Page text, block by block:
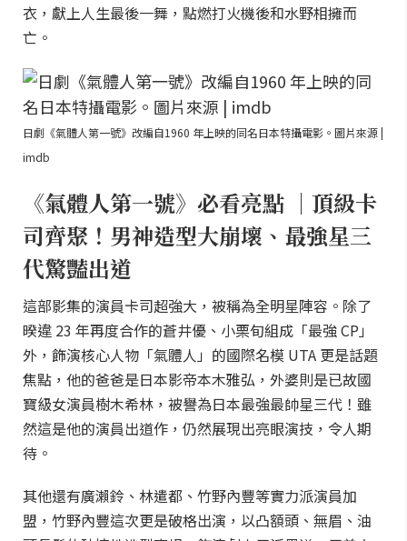
衣，獻上人生最後一舞，點燃打火機後和水野相擁而
亡。
日劇《氣體人第一號》改編自1960 年上映的同名日本特攝電影。圖片來源 |
imdb
《氣體人第一號》必看亮點 ｜頂級卡
司齊聚！男神造型大崩壞、最強星三
代驚豔出道
這部影集的演員卡司超強大，被稱為全明星陣容。除了
暌違 23 年再度合作的蒼井優、小栗旬組成「最強 CP」
外，飾演核心人物「氣體人」的國際名模 UTA 更是話題
焦點，他的爸爸是日本影帝本木雅弘，外婆則是已故國
寶級女演員樹木希林，被譽為日本最強最帥星三代！雖
然這是他的演員出道作，仍然展現出亮眼演技，令人期
待。
其他還有廣瀨鈴、林遣都、竹野內豐等實力派演員加
盟，竹野內豐這次更是破格出演，以凸額頭、無眉、油